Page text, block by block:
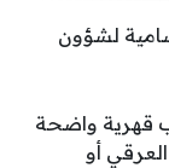
لشؤون
قهرية واضحة
أو